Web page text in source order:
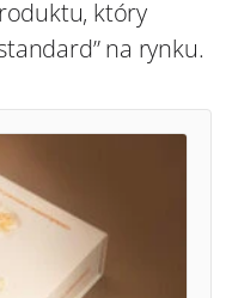
który
na rynku.